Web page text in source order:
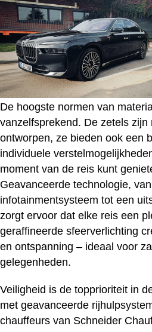
De hoogste normen van
vanzelfsprekend. De zetels
ontworpen, ze bieden ook een
individuele
moment van de reis kunt
Geavanceerde technologie,
infotainmentsysteem tot een
zorgt ervoor dat elke reis een
geraffineerde sfeerverlichting
en ontspanning – ideaal voor
gelegenheden.
Veiligheid is de topprioriteit in
met geavanceerde
chauffeurs van Schneider